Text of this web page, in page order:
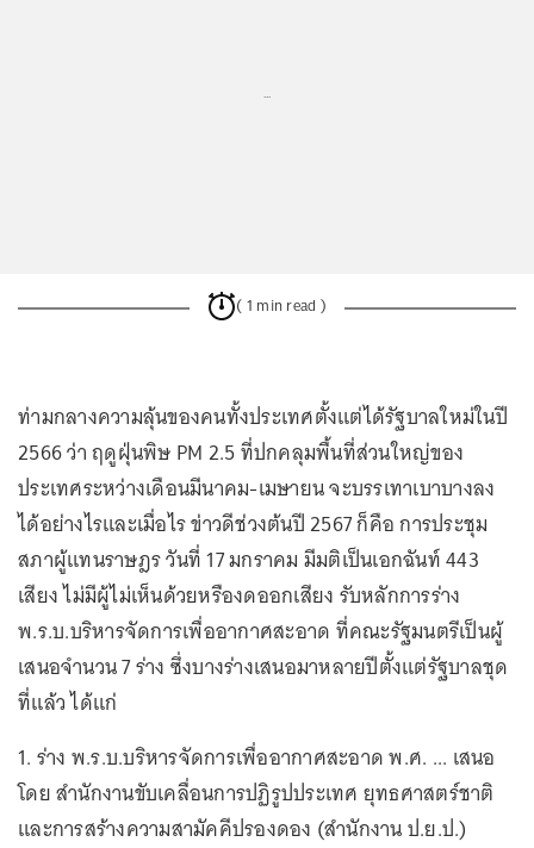
...
( 1 min read )
ท่ามกลางความลุ้นของคนทั้งประเทศตั้งแต่ได้รัฐบาลใหม่ในปี
2566 ว่า ฤดูฝุ่นพิษ PM 2.5 ที่ปกคลุมพื้นที่ส่วนใหญ่ของ
ประเทศระหว่างเดือนมีนาคม-เมษายน จะบรรเทาเบาบางลง
ได้อย่างไรและเมื่อไร ข่าวดีช่วงต้นปี 2567 ก็คือ การประชุม
สภาผู้แทนราษฎร วันที่ 17 มกราคม มีมติเป็นเอกฉันท์ 443
เสียง ไม่มีผู้ไม่เห็นด้วยหรืองดออกเสียง รับหลักการร่าง
พ.ร.บ.บริหารจัดการเพื่ออากาศสะอาด ที่คณะรัฐมนตรีเป็นผู้
เสนอจำนวน 7 ร่าง ซึ่งบางร่างเสนอมาหลายปีตั้งแต่รัฐบาลชุด
ที่แล้ว ได้แก่
1. ร่าง พ.ร.บ.บริหารจัดการเพื่ออากาศสะอาด พ.ศ. ... เสนอ
โดย สำนักงานขับเคลื่อนการปฏิรูปประเทศ ยุทธศาสตร์ชาติ
และการสร้างความสามัคคีปรองดอง (สำนักงาน ป.ย.ป.)